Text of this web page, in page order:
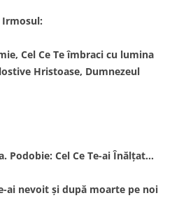
Irmosul:
Cel Ce Te îmbraci cu lumina
Hristoase, Dumnezeul
Podobie: Cel Ce Te-ai Înălţat…
ai nevoit şi după moarte pe noi